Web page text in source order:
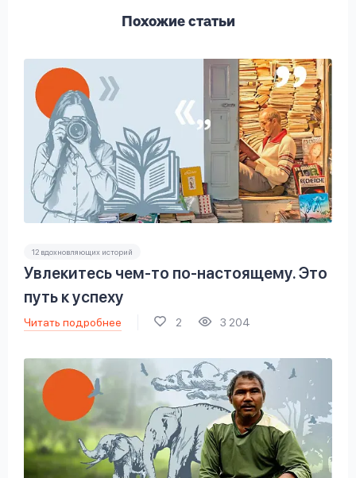
Похожие статьи
12 вдохновляющих историй
Увлекитесь чем-то по-настоящему. Это
путь к успеху
Читать подробнее 2 3 204